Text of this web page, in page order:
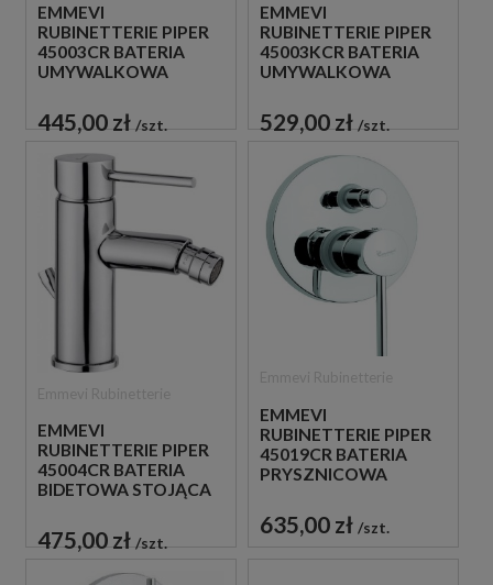
EMMEVI
RUBINETTERIE PIPER
45003CR BATERIA
UMYWALKOWA
JEDNOUCHWYTOWA
CHROM
445,00 zł szt.
EMMEVI
RUBINETTERIE PIPER
45003KCR BATERIA
UMYWALKOWA
JEDNOUCHWYTOWA
CHROM
529,00 zł szt.
EMMEVI
RUBINETTERIE PIPER
45004CR BATERIA
BIDETOWA STOJĄCA
CHROM
475,00 zł szt.
EMMEVI
RUBINETTERIE PIPER
45019CR BATERIA
PRYSZNICOWA
DROŻNA
JEDNOUCHWYTOWA
635,00 zł szt.